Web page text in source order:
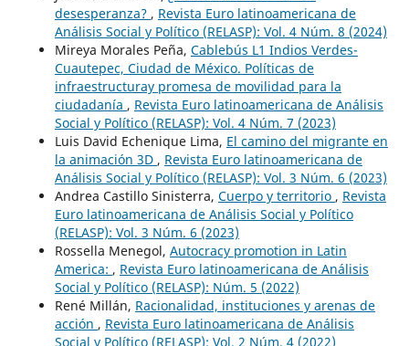
desesperanza? , Revista Euro latinoamericana de
Análisis Social y Político (RELASP): Vol. 4 Núm. 8 (2024)
Mireya Morales Peña, Cablebús L1 Indios Verdes-
Cuautepec, Ciudad de México. Políticas de
infraestructuray promesa de movilidad para la
ciudadanía , Revista Euro latinoamericana de Análisis
Social y Político (RELASP): Vol. 4 Núm. 7 (2023)
Luis David Echenique Lima, El camino del migrante en
la animación 3D , Revista Euro latinoamericana de
Análisis Social y Político (RELASP): Vol. 3 Núm. 6 (2023)
Andrea Castillo Sinisterra, Cuerpo y territorio , Revista
Euro latinoamericana de Análisis Social y Político
(RELASP): Vol. 3 Núm. 6 (2023)
Rossella Menegol, Autocracy promotion in Latin
America: , Revista Euro latinoamericana de Análisis
Social y Político (RELASP): Núm. 5 (2022)
René Millán, Racionalidad, instituciones y arenas de
acción , Revista Euro latinoamericana de Análisis
Social y Político (RELASP): Vol. 2 Núm. 4 (2022)